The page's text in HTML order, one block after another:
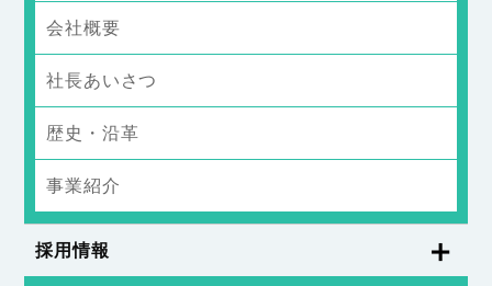
会社概要
社長あいさつ
歴史・沿革
事業紹介
採用情報